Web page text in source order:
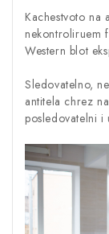
Kachestvoto na
nekontroliruem
Western blot
Sledovatelno,
antitela chrez
posledovatelni i